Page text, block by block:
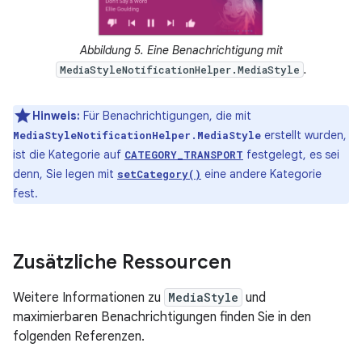
Abbildung 5. Eine Benachrichtigung mit
MediaStyleNotificationHelper.MediaStyle .
Hinweis: Für Benachrichtigungen, die mit
MediaStyleNotificationHelper.MediaStyle erstellt wurden,
ist die Kategorie auf CATEGORY_TRANSPORT festgelegt, es sei
denn, Sie legen mit setCategory() eine andere Kategorie
fest.
Zusätzliche Ressourcen
Weitere Informationen zu MediaStyle und
maximierbaren Benachrichtigungen finden Sie in den
folgenden Referenzen.